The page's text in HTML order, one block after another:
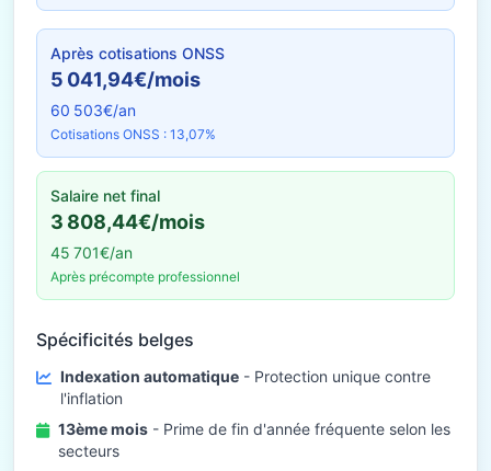
Après cotisations ONSS
5 041,94€/mois
60 503€/an
Cotisations ONSS : 13,07%
Salaire net final
3 808,44€/mois
45 701€/an
Après précompte professionnel
Spécificités belges
Indexation automatique - Protection unique contre
l'inflation
13ème mois - Prime de fin d'année fréquente selon les
secteurs